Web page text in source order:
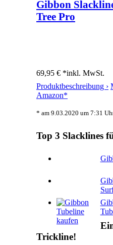
Gibbon
Tree Pro
69,95 € *inkl. MwSt.
Produktbeschreibung ›
Amazon*
* am 9.03.2020 um 7:31
Top 3 Slacklines
Trickline!